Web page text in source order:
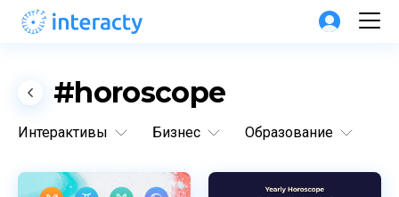
#horoscope
Интерактивы Бизнес Образование